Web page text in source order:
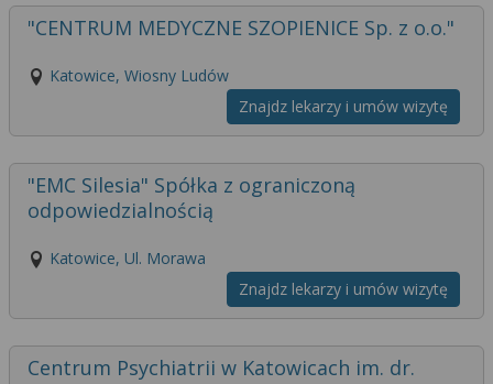
"CENTRUM MEDYCZNE SZOPIENICE Sp. z o.o."
Katowice, Wiosny Ludów
Znajdz lekarzy i umów wizytę
"EMC Silesia" Spółka z ograniczoną
odpowiedzialnością
Katowice, Ul. Morawa
Znajdz lekarzy i umów wizytę
Centrum Psychiatrii w Katowicach im. dr.